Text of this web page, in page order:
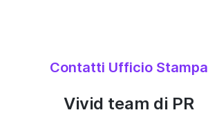
Contatti Ufficio Stampa
Vivid team di PR